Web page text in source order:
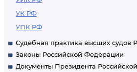
УК РФ
УПК РФ
Судебная практика высших судов
Законы Российской Федерации
Документы Президента